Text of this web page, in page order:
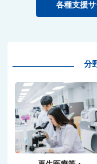
各種支援
分